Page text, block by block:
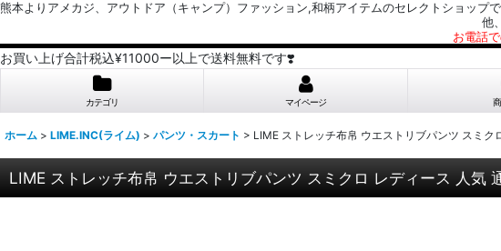
熊本よりアメカジ、アウトドア（キャンプ）ファッション,和柄アイテムのセレクトショッ
他
お電話
お買い上げ合計税込¥11000ー以上で送料無料です❣️
カテゴリ マイページ
ホーム > LIME.INC(ライム) > パンツ・スカート > LIME ストレッチ布帛 ウエストリブパンツ スミク
LIME ストレッチ布帛 ウエストリブパンツ スミクロ レディース 人気